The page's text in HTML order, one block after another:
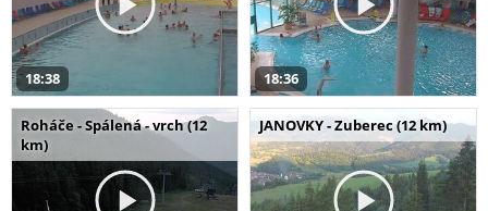
18:38 18:36
Roháče - Spálená - vrch (12
km)
JANOVKY - Zuberec (12 km)